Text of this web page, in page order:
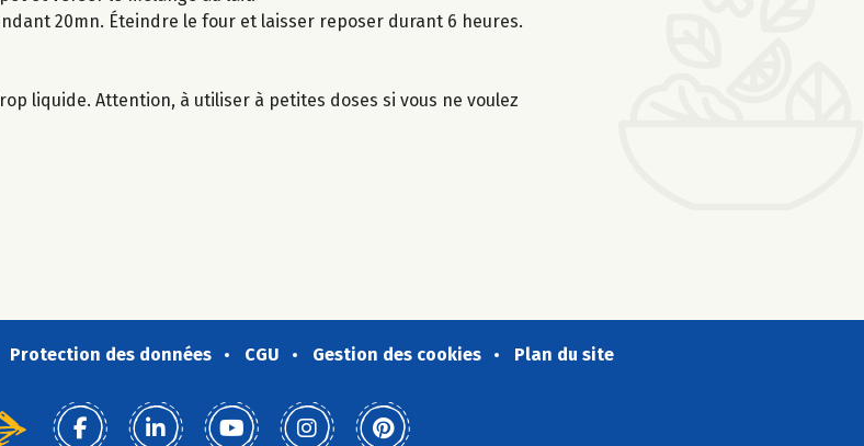
20mn. Éteindre le four et laisser reposer durant 6 heures.
liquide. Attention, à utiliser à petites doses si vous ne voulez
Protection des données CGU Gestion des cookies Plan du site